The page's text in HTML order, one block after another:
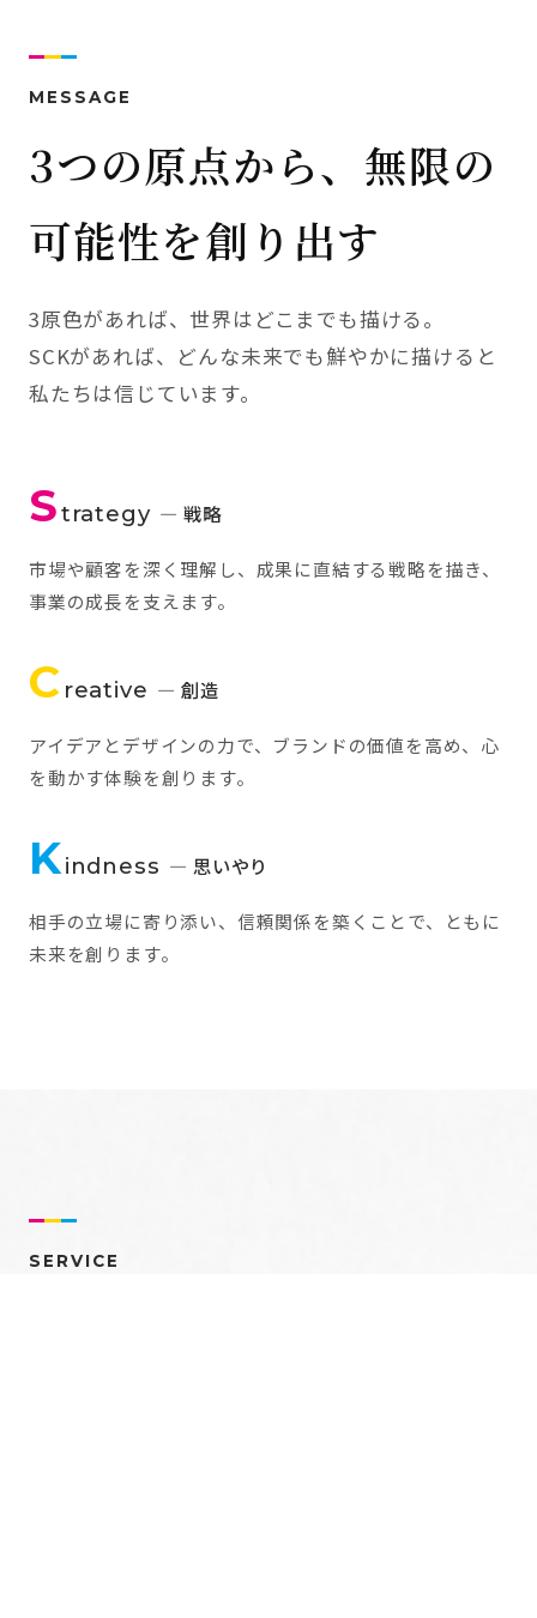
MESSAGE
3つの原点から、無限の
可能性を創り出す
3原色があれば、世界はどこまでも描ける。
SCKがあれば、どんな未来でも鮮やかに描けると
私たちは信じています。
Strategy — 戦略
市場や顧客を深く理解し、成果に直結する戦略を描き、
事業の成長を支えます。
C reative — 創造
アイデアとデザインの力で、ブランドの価値を高め、心
を動かす体験を創ります。
Kindness — 思いやり
相手の立場に寄り添い、信頼関係を築くことで、ともに
未来を創ります。
SERVICE